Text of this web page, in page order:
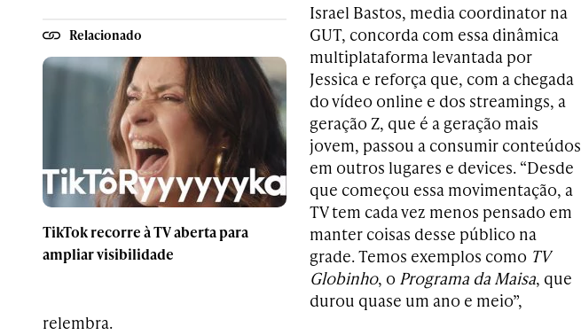
Relacionado
TikTok recorre à TV aberta para
ampliar visibilidade
Israel Bastos, media coordinator na
GUT, concorda com essa dinâmica
multiplataforma levantada por
Jessica e reforça que, com a chegada
do vídeo online e dos streamings, a
geração Z, que é a geração mais
jovem, passou a consumir conteúdos
em outros lugares e devices. “Desde
que começou essa movimentação, a
TV tem cada vez menos pensado em
manter coisas desse público na
grade. Temos exemplos como TV
Globinho, o Programa da Maisa, que
durou quase um ano e meio”,
relembra.